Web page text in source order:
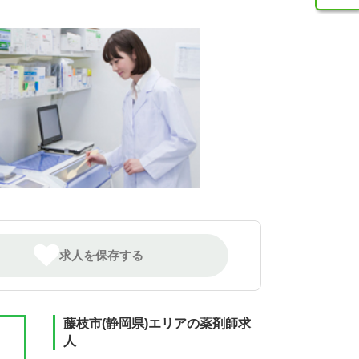
求人を保存する
藤枝市(静岡県)エリアの薬剤師求
人